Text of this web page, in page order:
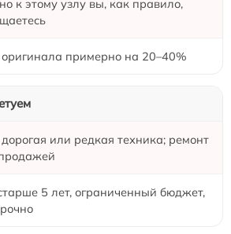
к этому узлу вы, как правило,
примерно на 20–40%
или редкая техника; ремонт
5 лет, ограниченный бюджет,